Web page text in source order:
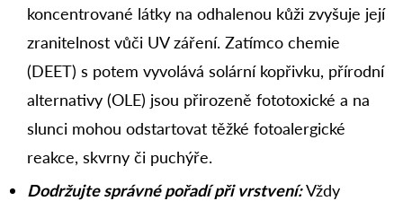
koncentrované látky na odhalenou kůži zvyšuje její
zranitelnost vůči UV záření. Zatímco chemie
(DEET) s potem vyvolává solární kopřivku, přírodní
alternativy (OLE) jsou přirozeně fototoxické a na
slunci mohou odstartovat těžké fotoalergické
reakce, skvrny či puchýře.
Dodržujte správné pořadí při vrstvení:Vždy